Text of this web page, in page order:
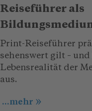
Reiseführer als
Print-Reiseführer
sehenswert gilt –
Lebensrealität der
aus.
...mehr